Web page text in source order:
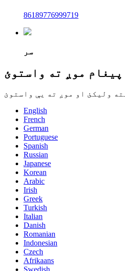
86189776999719
سر
ولیکئ او موږ ته یې واستوئ
English
French
German
Portuguese
Spanish
Russian
Japanese
Korean
Arabic
Irish
Greek
Turkish
Italian
Danish
Romanian
Indonesian
Czech
Afrikaans